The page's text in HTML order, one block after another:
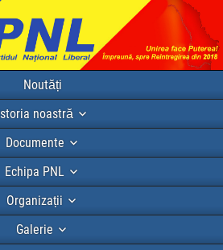
Noutăți
Istoria noastră
Documente
Echipa PNL
Organizații
Galerie